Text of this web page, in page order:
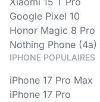
Google Pixel 10
Honor Magic 8 Pro
Nothing Phone (4a)
IPHONE POPULAIRES
iPhone 17 Pro Max
iPhone 17 Pro